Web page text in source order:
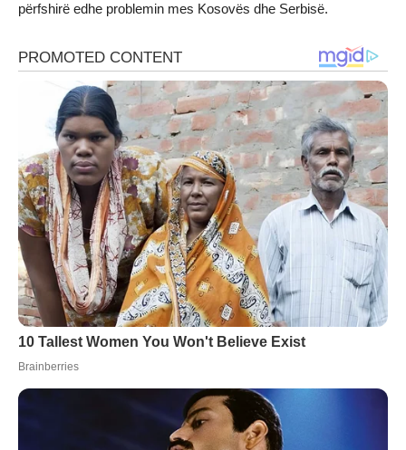
përfshirë edhe problemin mes Kosovës dhe Serbisë.